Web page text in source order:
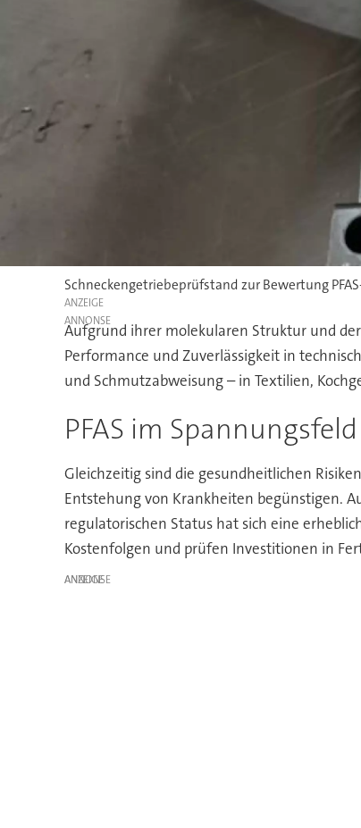
Schneckengetriebeprüfstand zur Bewertung
ANZEIGE
Aufgrund ihrer molekularen Struktur und
Performance und Zuverlässigkeit in
und Schmutzabweisung – in Textilien,
PFAS im
Gleichzeitig sind die gesundheitlichen
Entstehung von Krankheiten begünstigen.
regulatorischen Status hat sich eine
Kostenfolgen und prüfen Investitionen in
ANZEIGE